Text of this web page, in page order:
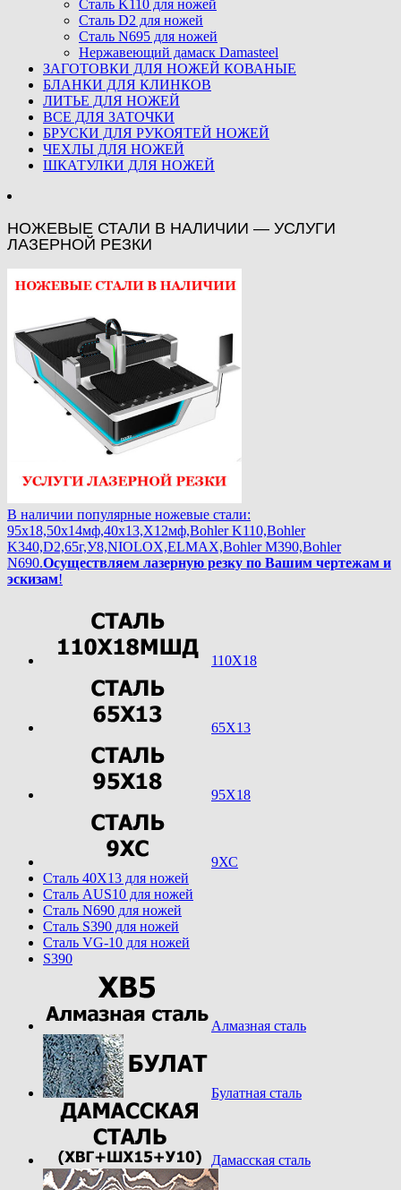
Сталь K110 для ножей
Сталь D2 для ножей
Сталь N695 для ножей
Нержавеющий дамаск Damasteel
ЗАГОТОВКИ ДЛЯ НОЖЕЙ КОВАНЫЕ
БЛАНКИ ДЛЯ КЛИНКОВ
ЛИТЬЕ ДЛЯ НОЖЕЙ
ВСЕ ДЛЯ ЗАТОЧКИ
БРУСКИ ДЛЯ РУКОЯТЕЙ НОЖЕЙ
ЧЕХЛЫ ДЛЯ НОЖЕЙ
ШКАТУЛКИ ДЛЯ НОЖЕЙ
НОЖЕВЫЕ СТАЛИ В НАЛИЧИИ — УСЛУГИ
ЛАЗЕРНОЙ РЕЗКИ
В наличии популярные ножевые стали:
95х18,50х14мф,40х13,Х12мф,Bohler K110,Bohler
K340,D2,65г,У8,NIOLOX,ELMAX,Bohler М390,Bohler
N690.Осуществляем лазерную резку по Вашим чертежам и
эскизам!
110Х18
65Х13
95Х18
9ХС
Cталь 40Х13 для ножей
Cталь AUS10 для ножей
Cталь N690 для ножей
Cталь S390 для ножей
Cталь VG-10 для ножей
S390
Алмазная сталь
Булатная сталь
Дамасская сталь